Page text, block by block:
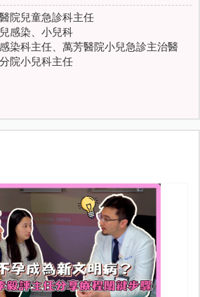
院兒童急診科主任
感染、小兒科
染科主任、萬芳醫院小兒急診主治醫
院小兒科主任